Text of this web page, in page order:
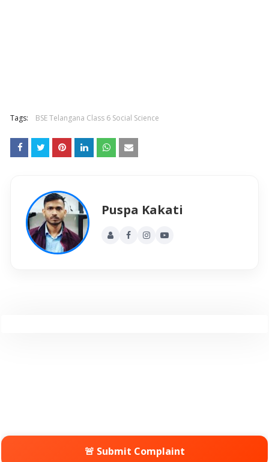
Tags: BSE Telangana Class 6 Social Science
Puspa Kakati
🚨 Submit Complaint